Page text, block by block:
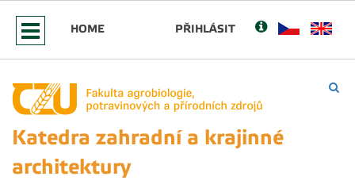
HOME PŘIHLÁSIT
Katedra zahradní a krajinné
architektury